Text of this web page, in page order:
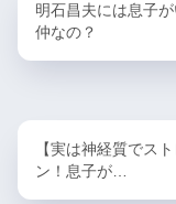
明石昌夫には息子
仲なの？
【実は神経質でス
ン！息子が…